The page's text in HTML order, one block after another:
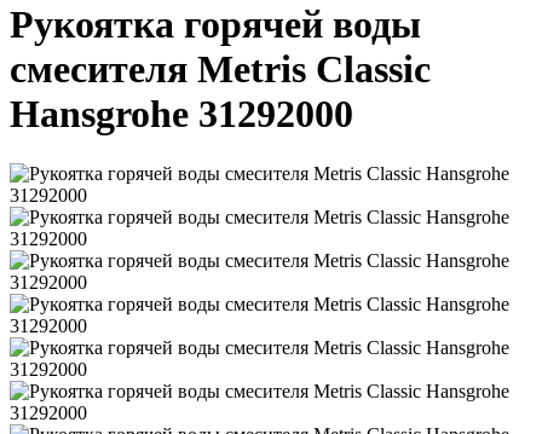
Рукоятка горячей воды
смесителя Metris Classic
Hansgrohe 31292000